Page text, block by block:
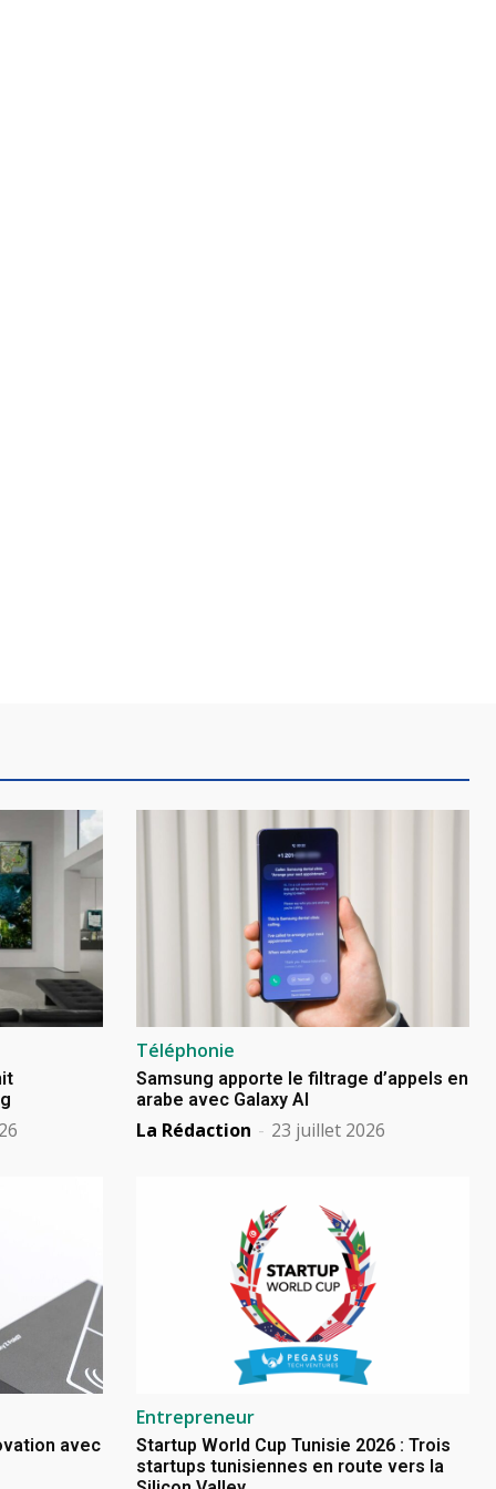
Téléphonie
Samsung apporte le filtrage d’appels en
arabe avec Galaxy AI
La Rédaction - 23 juillet 2026
avec
Entrepreneur
Startup World Cup Tunisie 2026 : Trois
startups tunisiennes en route vers la